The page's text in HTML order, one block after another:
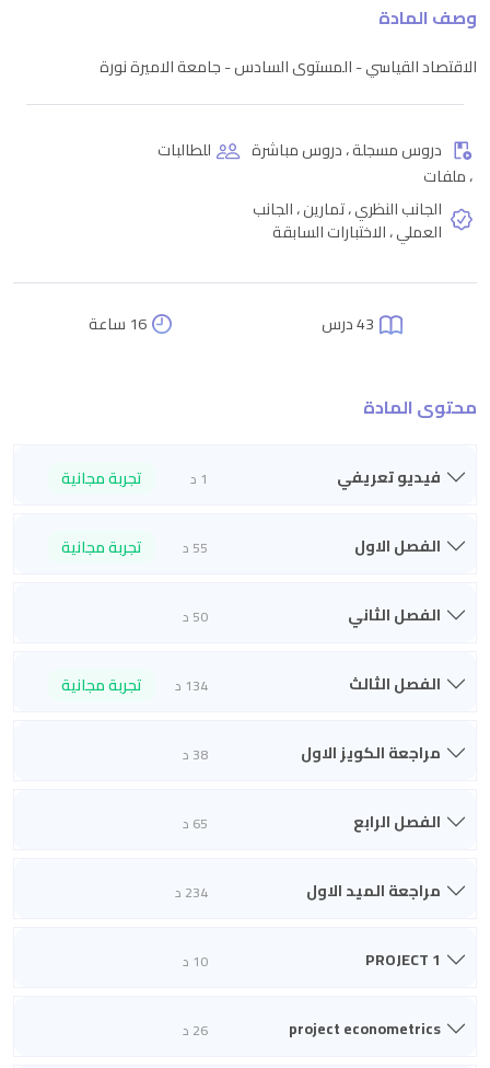
وصف المادة
الاقتصاد القياسي - المستوى السادس - جامعة الاميرة نورة
دروس مسجلة ، دروس مباشرة
، ملفات
للطالبات
الجانب النظري ، تمارين ، الجانب
العملي ، الاختبارات السابقة
43 درس 16 ساعة
محتوى المادة
فيديو تعريفي 1 د تجربة مجانية
الفصل الاول 55 د تجربة مجانية
الفصل الثاني 50 د
الفصل الثالث 134 د تجربة مجانية
مراجعة الكويز الاول 38 د
الفصل الرابع 65 د
مراجعة الميد الاول 234 د
PROJECT 1 10 د
project econometrics 26 د